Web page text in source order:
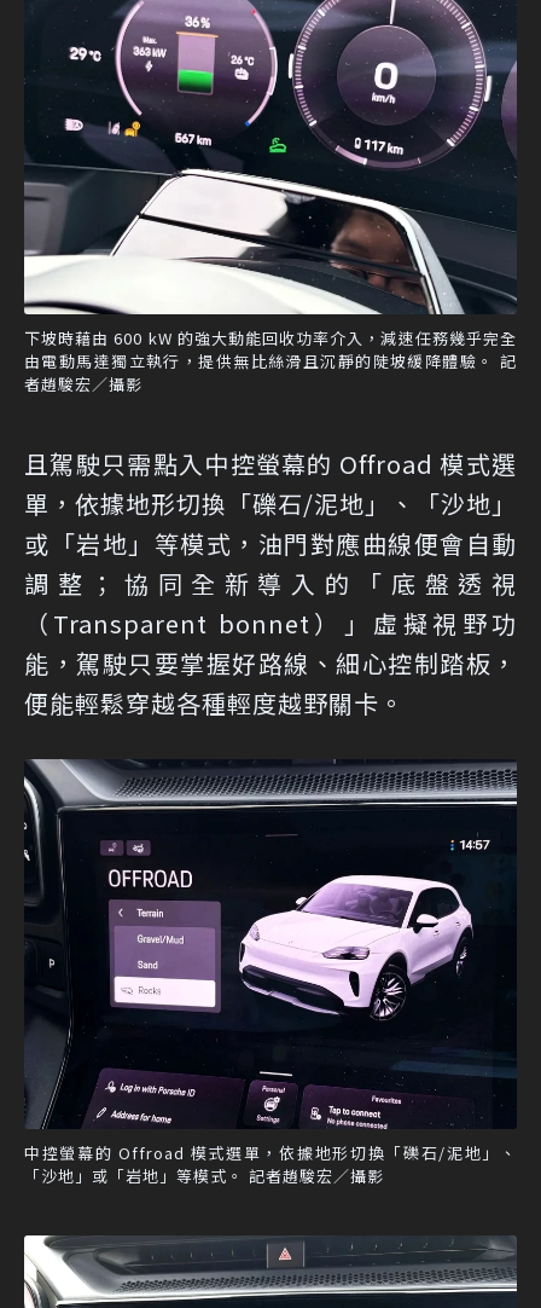
下坡時藉由 600 kW 的強大動能回收功率介入，減速任務幾乎完全
由電動馬達獨立執行，提供無比絲滑且沉靜的陡坡緩降體驗。 記
者趙駿宏／攝影
且駕駛只需點入中控螢幕的 Offroad 模式選
單，依據地形切換「礫石/泥地」、「沙地」
或「岩地」等模式，油門對應曲線便會自動
調整；協同全新導入的「底盤透視
（Transparent bonnet）」虛擬視野功
能，駕駛只要掌握好路線、細心控制踏板，
便能輕鬆穿越各種輕度越野關卡。
中控螢幕的 Offroad 模式選單，依據地形切換「礫石/泥地」、
「沙地」或「岩地」等模式。 記者趙駿宏／攝影